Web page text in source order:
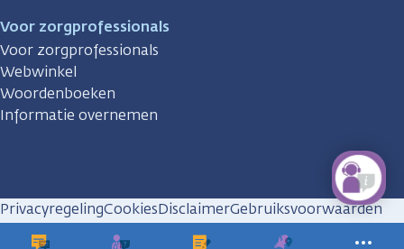
Voor zorgprofessionals
Voor zorgprofessionals
Webwinkel
Woordenboeken
Informatie overnemen
PrivacyregelingCookiesDisclaimerGebruiksvoorwaarden
Huisregels